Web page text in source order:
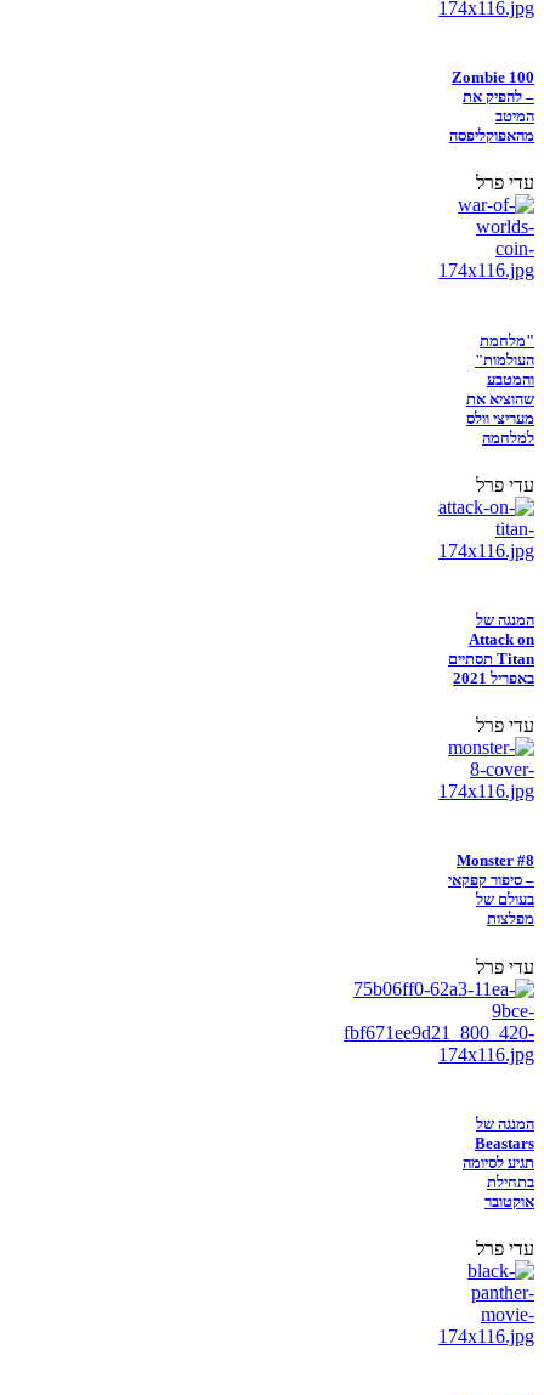
Zombie 100
– להפיק את
המיטב
מהאפוקליפסה
עדי פרל
"מלחמת
העולמות"
והמטבע
שהוציא את
מעריצי וולס
למלחמה
עדי פרל
המנגה של
Attack on
Titan תסתיים
באפריל 2021
עדי פרל
Monster #8
– סיפור קפקאי
בעולם של
מפלצות
עדי פרל
המנגה של
Beastars
תגיע לסיומה
בתחילת
אוקטובר
עדי פרל